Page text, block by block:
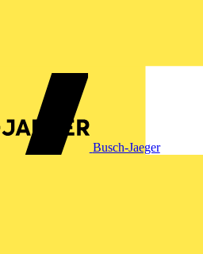
Busch-Jaeger